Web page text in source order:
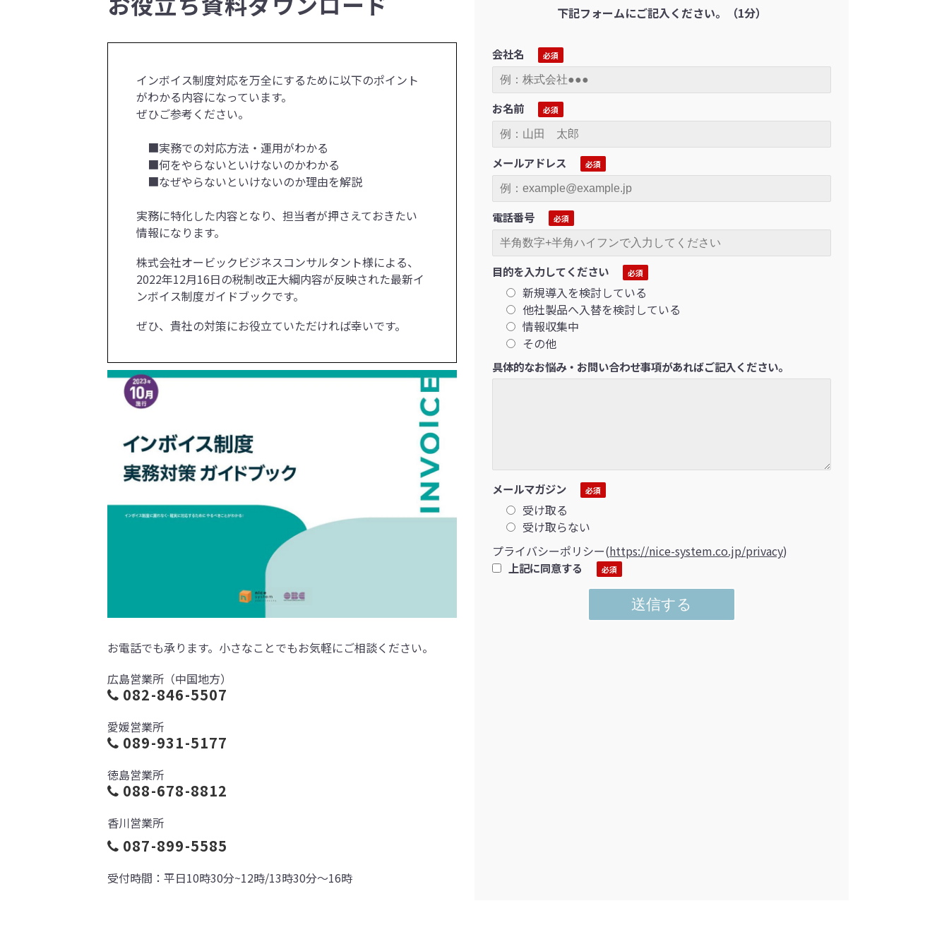
インボイス制度対応を万全にするために以下のポイント
がわかる内容になっています。
ぜひご参考ください。
■実務での対応方法・運用がわかる
■何をやらないといけないのかわかる
■なぜやらないといけないのか理由を解説
実務に特化した内容となり、担当者が押さえておきたい
情報になります。
株式会社オービックビジネスコンサルタント様による、
2022年12月16日の税制改正大綱内容が反映された最新イ
ンボイス制度ガイドブックです。
ぜひ、貴社の対策にお役立ていただければ幸いです。
お電話でも承ります。小さなことでもお気軽にご相談ください。
広島営業所（中国地方）
082-846-5507
愛媛営業所
​089-931-5177
徳島営業所
088-678-8812
香川営業所
087-899-5585
受付時間：平日10時30分~12時/13時30分～16時
下記フォームにご記入ください。（1分）
会社名
お名前
メールアドレス
電話番号
目的を入力してください
新規導入を検討している
他社製品へ入替を検討している
情報収集中
その他
具体的なお悩み・お問い合わせ事項があればご記入ください。
メールマガジン
受け取る
受け取らない
プライバシーポリシー(https://nice-system.co.jp/privacy)
上記に同意する